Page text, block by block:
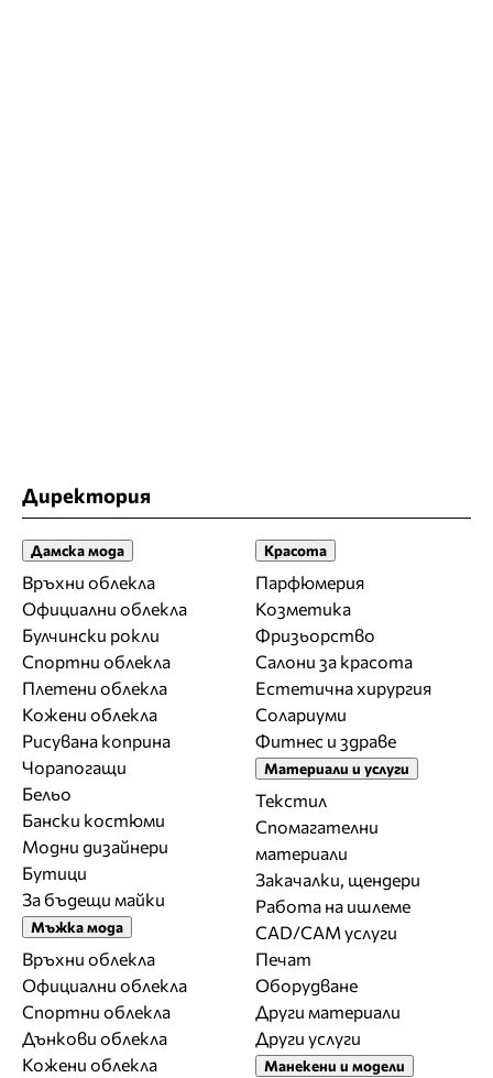
Директория
Дамска мода
Връхни облекла
Официални облекла
Булчински рокли
Спортни облекла
Плетени облекла
Кожени облекла
Рисувана коприна
Чорапогащи
Бельо
Бански костюми
Модни дизайнери
Бутици
За бъдещи майки
Мъжка мода
Връхни облекла
Официални облекла
Спортни облекла
Дънкови облекла
Кожени облекла
Красота
Парфюмерия
Козметика
Фризьорство
Салони за красота
Естетична хирургия
Солариуми
Фитнес и здраве
Материали и услуги
Текстил
Спомагателни
материали
Закачалки, щендери
Работа на ишлеме
CAD/CAM услуги
Печат
Оборудване
Други материали
Други услуги
Манекени и модели